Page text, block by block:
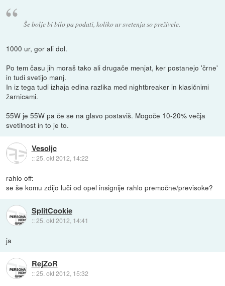
Še bolje bi bilo pa podati, koliko ur svetenja so preživele.
1000 ur, gor ali dol.
Po tem času jih moraš tako ali drugače menjat, ker postanejo 'črne'
in tudi svetijo manj.
In iz tega tudi izhaja edina razlika med nightbreaker in klasičnimi
žarnicami.
55W je 55W pa če se na glavo postaviš. Mogoče 10-20% večja
svetilnost in to je to.
Vesoljc
::25. okt 2012, 14:22
rahlo off:
se še komu zdijo luči od opel insignije rahlo premočne/previsoke?
SplitCookie
::25. okt 2012, 14:41
ja
RejZoR
::25. okt 2012, 15:32